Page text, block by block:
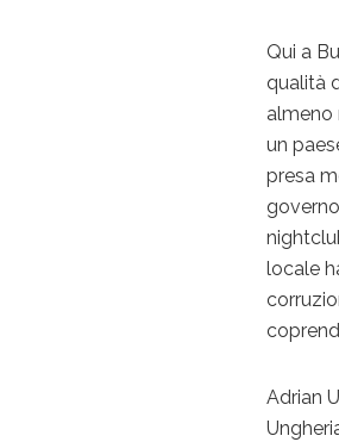
Qui a
qualità
almeno
un
presa
locale
Adrian